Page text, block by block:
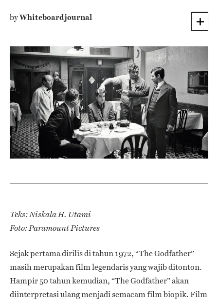
byWhiteboardjournal
Teks: Niskala H. Utami
Foto:Paramount Pictures
Sejak pertama dirilis di tahun 1972, “The Godfather”
masih merupakan film legendaris yang wajib ditonton.
Hampir 50 tahun kemudian, “The Godfather” akan
diinterpretasi ulang menjadi semacam film biopik. Film